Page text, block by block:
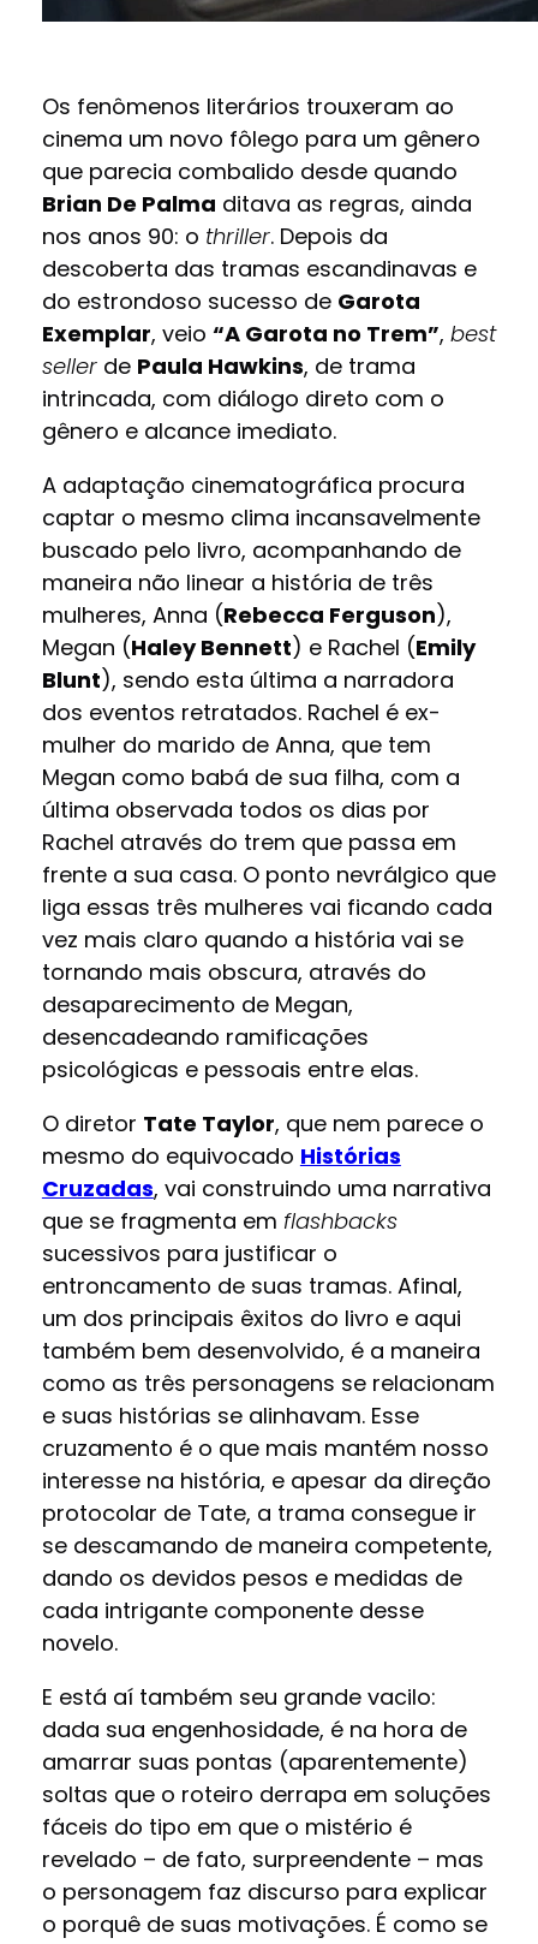
Os fenômenos literários trouxeram ao
cinema um novo fôlego para um gênero
que parecia combalido desde quando
Brian De Palma ditava as regras, ainda
nos anos 90: o thriller. Depois da
descoberta das tramas escandinavas e
do estrondoso sucesso de Garota
Exemplar, veio “A Garota no Trem”, best
sellerde Paula Hawkins, de trama
intrincada, com diálogo direto com o
gênero e alcance imediato.
A adaptação cinematográfica procura
captar o mesmo clima incansavelmente
buscado pelo livro, acompanhando de
maneira não linear a história de três
mulheres, Anna (Rebecca Ferguson),
Megan (Haley Bennett) e Rachel (Emily
Blunt), sendo esta última a narradora
dos eventos retratados. Rachel é ex-
mulher do marido de Anna, que tem
Megan como babá de sua filha, com a
última observada todos os dias por
Rachel através do trem que passa em
frente a sua casa. O ponto nevrálgico que
liga essas três mulheres vai ficando cada
vez mais claro quando a história vai se
tornando mais obscura, através do
desaparecimento de Megan,
desencadeando ramificações
psicológicas e pessoais entre elas.
O diretor Tate Taylor, que nem parece o
mesmo do equivocado Histórias
Cruzadas, vai construindo uma narrativa
que se fragmenta em flashbacks
sucessivos para justificar o
entroncamento de suas tramas. Afinal,
um dos principais êxitos do livro e aqui
também bem desenvolvido, é a maneira
como as três personagens se relacionam
e suas histórias se alinhavam. Esse
cruzamento é o que mais mantém nosso
interesse na história, e apesar da direção
protocolar de Tate, a trama consegue ir
se descamando de maneira competente,
dando os devidos pesos e medidas de
cada intrigante componente desse
novelo.
E está aí também seu grande vacilo:
dada sua engenhosidade, é na hora de
amarrar suas pontas (aparentemente)
soltas que o roteiro derrapa em soluções
fáceis do tipo em que o mistério é
revelado – de fato, surpreendente – mas
o personagem faz discurso para explicar
o porquê de suas motivações. É como se